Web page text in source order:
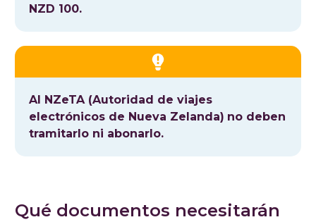
NZD 100.
Al NZeTA (Autoridad de viajes
electrónicos de Nueva Zelanda) no deben
tramitarlo ni abonarlo.
Qué documentos necesitarán